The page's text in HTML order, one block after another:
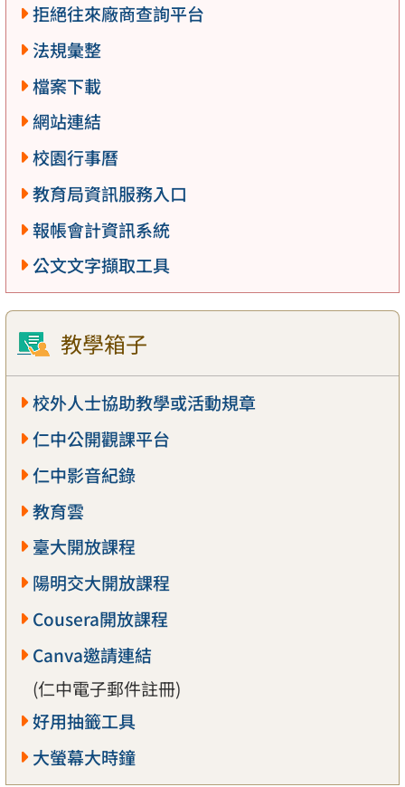
拒絕往來廠商查詢平台
法規彙整
檔案下載
網站連結
校園行事曆
教育局資訊服務入口
報帳會計資訊系統
公文文字擷取工具
教學箱子
校外人士協助教學或活動規章
仁中公開觀課平台
仁中影音紀錄
教育雲
臺大開放課程
陽明交大開放課程
Cousera開放課程
Canva邀請連結
(仁中電子郵件註冊)
好用抽籤工具
大螢幕大時鐘